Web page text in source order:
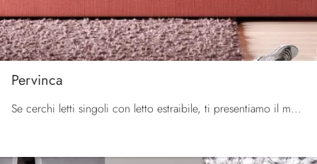
Pervinca
Se cerchi letti singoli con letto estraibile, ti presentiamo il modello Pervinca in tessuto per valorizzare la cameretta.